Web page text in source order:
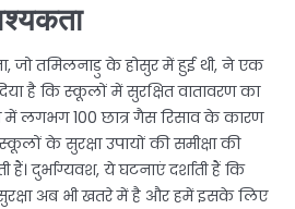
जो तमिलनाडु के होसुर में हुई थी, ने एक
है कि स्कूलों में सुरक्षित वातावरण का
में लगभग 100 छात्र गैस रिसाव के कारण
के सुरक्षा उपायों की समीक्षा की
दुर्भाग्यवश, ये घटनाएं दर्शाती हैं कि
सुरक्षा अब भी खतरे में है और हमें इसके लिए